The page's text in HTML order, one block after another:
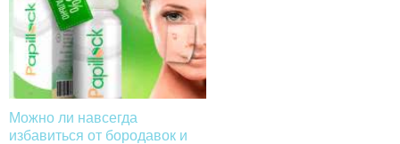
Можно ли навсегда
избавиться от бородавок и